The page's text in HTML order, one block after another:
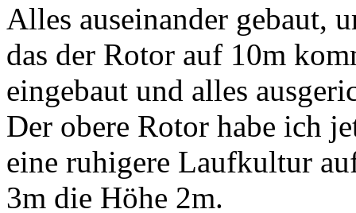
Alles auseinander gebaut,
das der Rotor auf 10m
eingebaut und alles
Der obere Rotor habe ich
eine ruhigere Laufkultur
3m die Höhe 2m.